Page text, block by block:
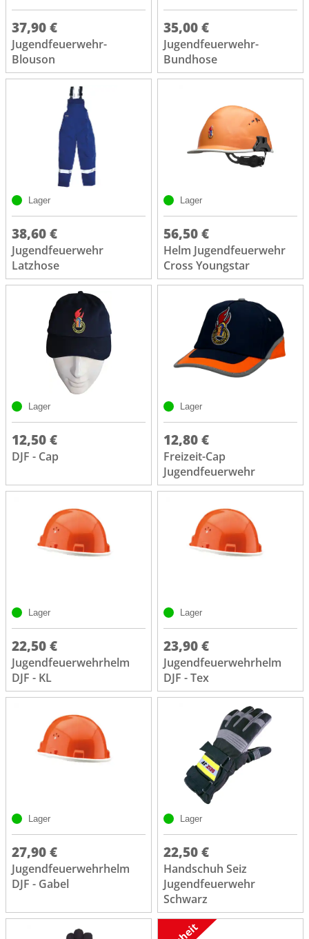
37,90 €
Jugendfeuerwehr-
Blouson
35,00 €
Jugendfeuerwehr-
Bundhose
Lager
38,60 €
Jugendfeuerwehr
Latzhose
Lager
56,50 €
Helm Jugendfeuerwehr
Cross Youngstar
Lager
12,50 €
DJF - Cap
Lager
12,80 €
Freizeit-Cap
Jugendfeuerwehr
Lager
22,50 €
Jugendfeuerwehrhelm
DJF - KL
Lager
23,90 €
Jugendfeuerwehrhelm
DJF - Tex
Lager
27,90 €
Jugendfeuerwehrhelm
DJF - Gabel
Lager
22,50 €
Handschuh Seiz
Jugendfeuerwehr
Schwarz